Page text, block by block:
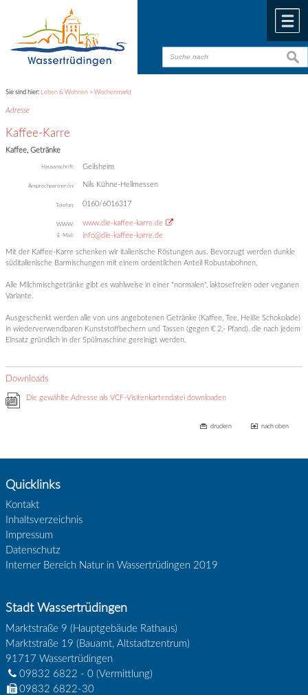
Sie sind hier: Leben & Wohnen >Wochenmarkt
Adresse
Kaffee-Karre
Kaffee, Getränke
Hausanschrift: Geilsheim
Ansprechpartner/in: Nils Kühne-Hellmessen
Telefon: 0160/6016317
WWW: www.die-kaffee-karre.de
E-Mail: info@die-kaffee-karre.de
Mit der Kaffee-Karre schenken wir italienische Röstungen aus. Bevorzugt werden dunkle
süditalienische Barmischungen mit einem ordentlichen Anteil Robustabohnen.
Alle Milchmischgetränke gibt es wahlweise in einer "normalen", laktosefreien oder veganen
Variante.
Ausgeschenkt werden alle von uns angebotenen Getränke (Kaffee, Tee, Heiße Schokolade)
in wiederverwendbaren Kunststoffbechern und Tassen (gegen € 2,- Pfand), die nach jedem
Einsatz gründlich in der Spülmaschine gereinigt werden.
Downloads
Die gewählte Adresse als VCF-Visitenkartendatei downloaden
drucken nach oben
Quicklinks
Kontakt
Inhaltsverzeichnis
Impressum
Datenschutz
Interner Bereich Natur in Wassertrüdingen 2019
Stadt Wassertrüdingen
Marktstraße 9 (Hauptgebäude Rathaus)
Marktstraße 19 (Bauamt, Altstadtzentrum)
91717 Wassertrüdingen
09832 6822 - 0(Vermittlung)
09832 6822-30